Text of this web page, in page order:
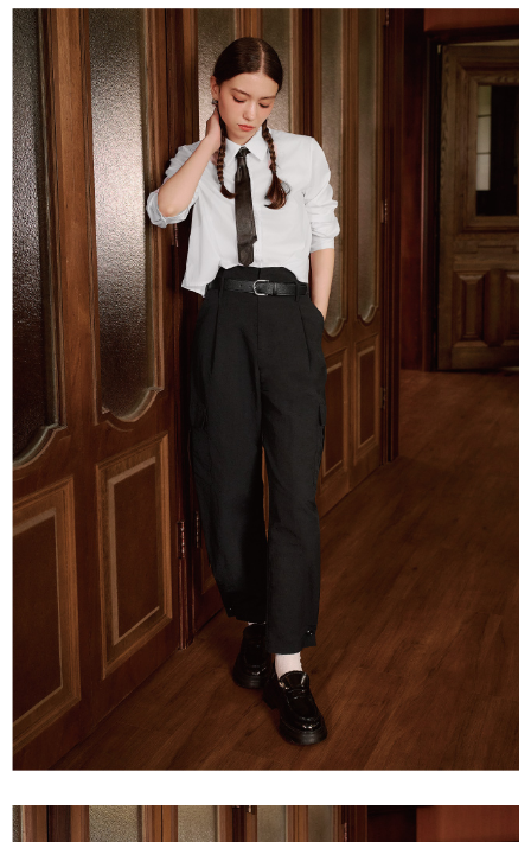
【注意事項】
1.本服務係由「台灣大哥大股份有限公司」（以下簡稱本公司）所提供，讓
用戶於交易時，得透過本服務購買商品或服務，並由商店將買賣／分期付款
買賣價金債權讓與本公司後，依約使用本公司帳單繳交帳款。
2.基於同意付款使用「大哥付你分期」之契約關係目的，商店將以您的個人
資料（包含姓名、電話或地址）提供予台灣大哥大進項蒐集、處理及利用，
由本公司與您本人進行分期帳單所需資料之確認、核對及更正。
3.完整用戶服務條款，請詳閱以下連結：https://oppay.tw/userRule
２．訂單成立數日內，您將收到繳費通知簡訊。
３．收到繳費通知簡訊後14天內，點擊此簡訊中的連結，可透過四大超商／
ATM／網路銀行／等多元方式進行付款，方視為交易完成。
※ 請注意：結帳手續完成當下不需立刻繳費，但若您需要取消訂單，請聯絡
購買商品的店家。未經商家同意取消之訂單仍視為有效，需透過AFTEE先享
後付繳納相關費用。
※ 交易是否成功請以「AFTEE先享後付 」之結帳頁面顯示為準，若有關於
是否繳費成功／繳費後需取消欲退款等相關疑問，請聯繫「AFTEE先享後付
客戶支援中心」https://netprotections.freshdesk.com/support/home
【注意事項】
１．透過由恩沛科技股份有限公司提供之「AFTEE先享後付」服務完成之交
易，需依本服務之必要範圍內提供個人資料，並將交易相關給付款項請求債
權轉讓予恩沛科技股份有限公司。
２．關於個人資料處理事宜，請瀏覽以下網址：
https://aftee.tw/terms/#terms3
３．未成年的使用者請事先徵得法定代理人或監護人之同意方可使用
「AFTEE先享後付」，若未經同意申辦者引起之損失，本公司不負相關責
４．使用「AFTEE先享後付」時，將依據個別帳號之用戶狀況，依本公司即
時審查核予不同之上限額度；若仍有額度不足之情形，本公司將視審查結果
請求用戶進行身份認證。
５．嚴禁一人註冊多個帳號或使用他人資訊註冊。若發現惡意使用之情形，
恩沛科技股份有限公司將有權停止該用戶之使用額度並採取法律行動。
萊爾富取貨付款
每筆NT$120，滿NT$2,500(含以上)免運費
付款後萊爾富取貨
每筆NT$120，滿NT$2,500(含以上)免運費
7-11取貨付款
每筆NT$120，滿NT$2,500(含以上)免運費
付款後7-11取貨
每筆NT$120，滿NT$2,500(含以上)免運費
宅配
每筆NT$120，滿NT$2,500(含以上)免運費
每筆NT$120，滿NT$2,500(含以上)免運費
付款後門市自取
免運費